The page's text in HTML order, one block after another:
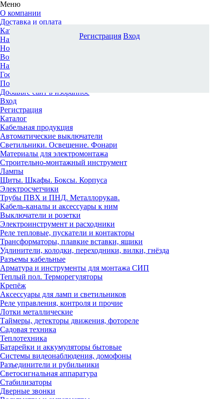
Меню
О компании
Доставка и оплата
Каталог
Наши офисы
Новости и новинки
Вопрос-ответ
Наша команда
Гос. заказчикам
Поставщикам
Добавьте сайт в избранное
Вход
Регистрация
Каталог
Кабельная продукция
Автоматические выключатели
Светильники. Освещение. Фонари
Материалы для электромонтажа
Строительно-монтажный инструмент
Лампы
Щиты. Шкафы. Боксы. Корпуса
Электросчетчики
Трубы ПВХ и ПНД. Металлорукав.
Кабель-каналы и аксессуары к ним
Выключатели и розетки
Электроинструмент и расходники
Реле тепловые, пускатели и контакторы
Трансформаторы, плавкие вставки, ящики
Удлинители, колодки, переходники, вилки, гнёзда
Разъемы кабельные
Арматура и инструменты для монтажа СИП
Теплый пол. Терморегуляторы
Крепёж
Аксессуары для ламп и светильников
Реле управления, контроля и прочие
Лотки металлические
Таймеры, детекторы движения, фотореле
Садовая техника
Теплотехника
Батарейки и аккумуляторы бытовые
Системы видеонаблюдения, домофоны
Разъединители и рубильники
Светосигнальная аппаратура
Стабилизаторы
Дверные звонки
Регистрация Вход